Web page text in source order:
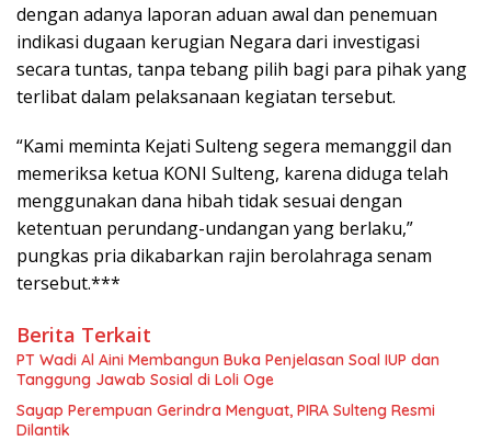
dengan adanya laporan aduan awal dan penemuan
indikasi dugaan kerugian Negara dari investigasi
secara tuntas, tanpa tebang pilih bagi para pihak yang
terlibat dalam pelaksanaan kegiatan tersebut.
“Kami meminta Kejati Sulteng segera memanggil dan
memeriksa ketua KONI Sulteng, karena diduga telah
menggunakan dana hibah tidak sesuai dengan
ketentuan perundang-undangan yang berlaku,”
pungkas pria dikabarkan rajin berolahraga senam
tersebut.***
Berita Terkait
PT Wadi Al Aini Membangun Buka Penjelasan Soal IUP dan
Tanggung Jawab Sosial di Loli Oge
Sayap Perempuan Gerindra Menguat, PIRA Sulteng Resmi
Dilantik